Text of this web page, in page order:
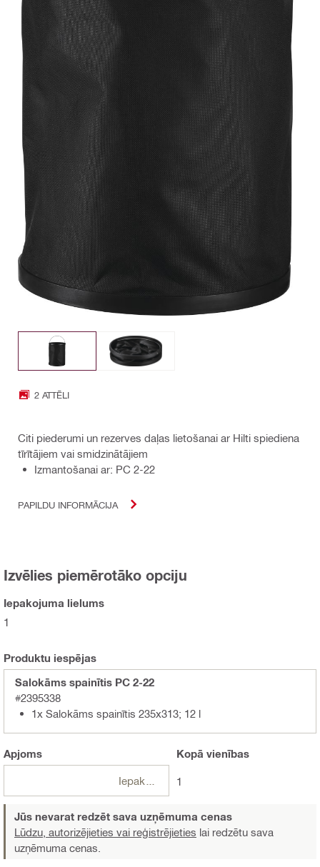
2 ATTĒLI
Citi piederumi un rezerves daļas lietošanai ar Hilti spiediena
tīrītājiem vai smidzinātājiem
Izmantošanai ar: PC 2-22
PAPILDU INFORMĀCIJA
Izvēlies piemērotāko opciju
Iepakojuma lielums
1
Produktu iespējas
Salokāms spainītis PC 2-22
#2395338
1x Salokāms spainītis 235x313; 12 l
Apjoms Kopā vienības
1
Jūs nevarat redzēt sava uzņēmuma cenas
Lūdzu, autorizējieties vai reģistrējieties lai redzētu sava
uzņēmuma cenas.